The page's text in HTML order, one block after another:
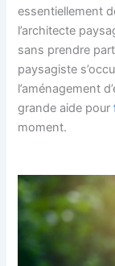
essentiellement
l’architecte
sans prendre
paysagiste
l’aménagement
grande aide pour
moment.